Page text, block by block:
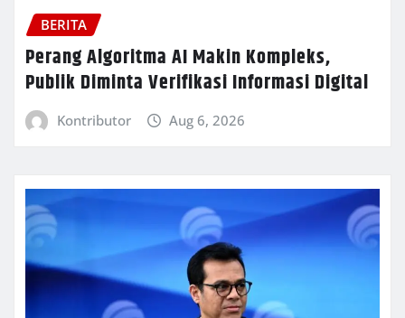
BERITA
Perang Algoritma AI Makin Kompleks,
Publik Diminta Verifikasi Informasi Digital
Kontributor Aug 6, 2026